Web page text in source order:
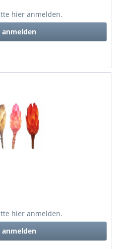
hier anmelden.
anmelden
hier anmelden.
anmelden